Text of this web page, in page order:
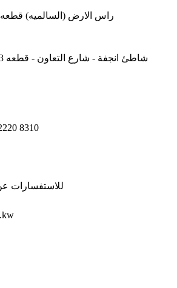
راس الارض (السالميه) قطعه ١ الشارع الاول مبنى 3
8310
للاستفسارات عن